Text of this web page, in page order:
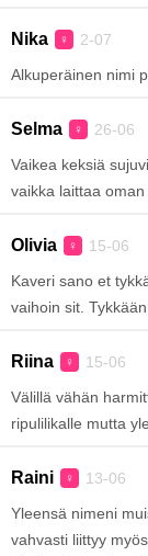
Nika ♀ 2-07
Alkuperäinen nimi
Selma ♀ 26-06
Vaikea keksiä
vaikka laittaa
Olivia ♀ 15-06
Kaveri sano et
vaihoin sit.
Riina ♀ 15-06
Välillä vähän
ripulilikalle mutta
Raini ♀ 13-06
Yleensä nimeni
vahvasti liittyy